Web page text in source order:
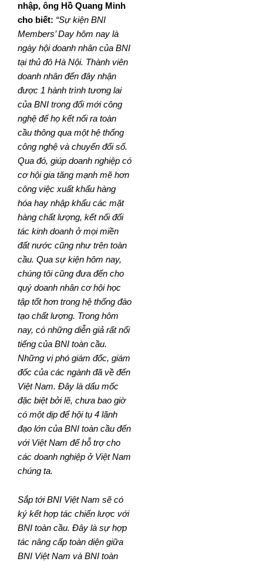
nhập, ông Hồ Quang Minh
cho biết: “Sự kiện BNI
Members’ Day hôm nay là
ngày hội doanh nhân của BNI
tại thủ đô Hà Nội. Thành viên
doanh nhân đến đây nhận
được 1 hành trình tương lai
của BNI trong đổi mới công
nghệ để họ kết nối ra toàn
cầu thông qua một hệ thống
công nghệ và chuyển đổi số.
Qua đó, giúp doanh nghiệp có
cơ hội gia tăng mạnh mẽ hơn
công việc xuất khẩu hàng
hóa hay nhập khẩu các mặt
hàng chất lượng, kết nối đối
tác kinh doanh ở mọi miền
đất nước cũng như trên toàn
cầu. Qua sự kiện hôm nay,
chúng tôi cũng đưa đến cho
quý doanh nhân cơ hội học
tập tốt hơn trong hệ thống đào
tạo chất lượng. Trong hôm
nay, có những diễn giả rất nổi
tiếng của BNI toàn cầu.
Những vị phó giám đốc, giám
đốc của các ngành đã về đến
Việt Nam. Đây là dấu mốc
đặc biệt bởi lẽ, chưa bao giờ
có một dịp để hội tụ 4 lãnh
đạo lớn của BNI toàn cầu đến
với Việt Nam để hỗ trợ cho
các doanh nghiệp ở Việt Nam
chúng ta.
Sắp tới BNI Việt Nam sẽ có
ký kết hợp tác chiến lược với
BNI toàn cầu. Đây là sự hợp
tác nâng cấp toàn diện giữa
BNI Việt Nam và BNI toàn